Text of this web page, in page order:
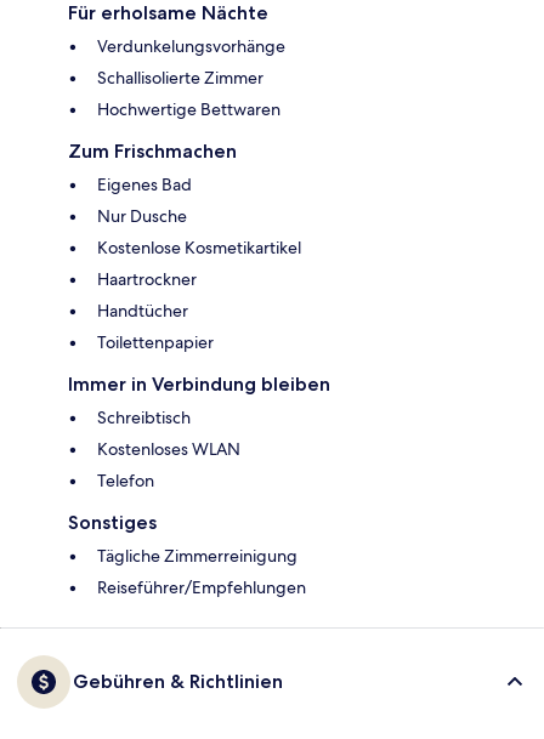
Für erholsame Nächte
Verdunkelungsvorhänge
Schallisolierte Zimmer
Hochwertige Bettwaren
Zum Frischmachen
Eigenes Bad
Nur Dusche
Kostenlose Kosmetikartikel
Haartrockner
Handtücher
Toilettenpapier
Immer in Verbindung bleiben
Schreibtisch
Kostenloses WLAN
Telefon
Sonstiges
Tägliche Zimmerreinigung
Reiseführer/Empfehlungen
Gebühren & Richtlinien